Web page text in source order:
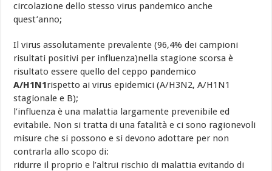
circolazione dello stesso virus pandemico anche
quest’anno;
Il virus assolutamente prevalente (96,4% dei campioni
risultati positivi per influenza)nella stagione scorsa è
risultato essere quello del ceppo pandemico
A/H1N1rispetto ai virus epidemici (A/H3N2, A/H1N1
stagionale e B);
l’influenza è una malattia largamente prevenibile ed
evitabile. Non si tratta di una fatalità e ci sono ragionevoli
misure che si possono e si devono adottare per non
contrarla allo scopo di:
ridurre il proprio e l’altrui rischio di malattia evitando di